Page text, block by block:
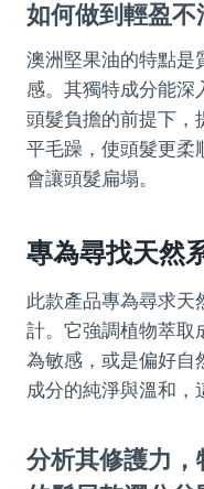
如何做到輕盈
澳洲堅果油的特點是
感。其獨特成分能深
頭髮負擔的前提下，
平毛躁，使頭髮更柔
會讓頭髮扁塌。
專為尋找天然
此款產品專為尋求天
計。它強調植物萃取
為敏感，或是偏好自
成分的純淨與溫和，
分析其修護力